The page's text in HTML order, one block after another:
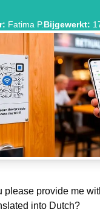
: Fatima P.Bijgewerkt:
please provide me
into Dutch?